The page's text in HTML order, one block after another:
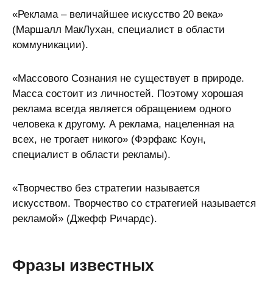
«Реклама – величайшее искусство 20 века»
(Маршалл МакЛухан, специалист в области
коммуникации).
«Массового Сознания не существует в природе.
Масса состоит из личностей. Поэтому хорошая
реклама всегда является обращением одного
человека к другому. А реклама, нацеленная на
всех, не трогает никого» (Фэрфакс Коун,
специалист в области рекламы).
«Творчество без стратегии называется
искусством. Творчество со стратегией называется
рекламой» (Джефф Ричардс).
Фразы известных